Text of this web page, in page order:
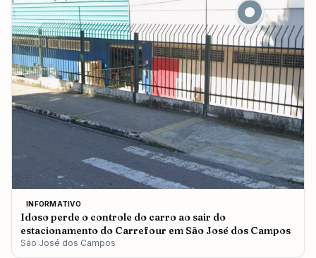
INFORMATIVO
Idoso perde o controle do carro ao sair do
estacionamento do Carrefour em São José dos Campos
São José dos Campos